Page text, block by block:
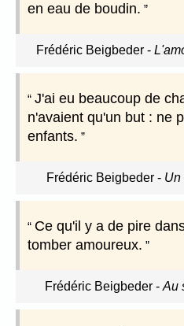
en eau de boudin.
Frédéric Beigbeder-
J'ai eu beaucoup de
n'avaient qu'un but : ne
enfants.
Frédéric Beigbeder - Un
Ce qu'il y a de pire
tomber amoureux.
Frédéric Beigbeder - Au